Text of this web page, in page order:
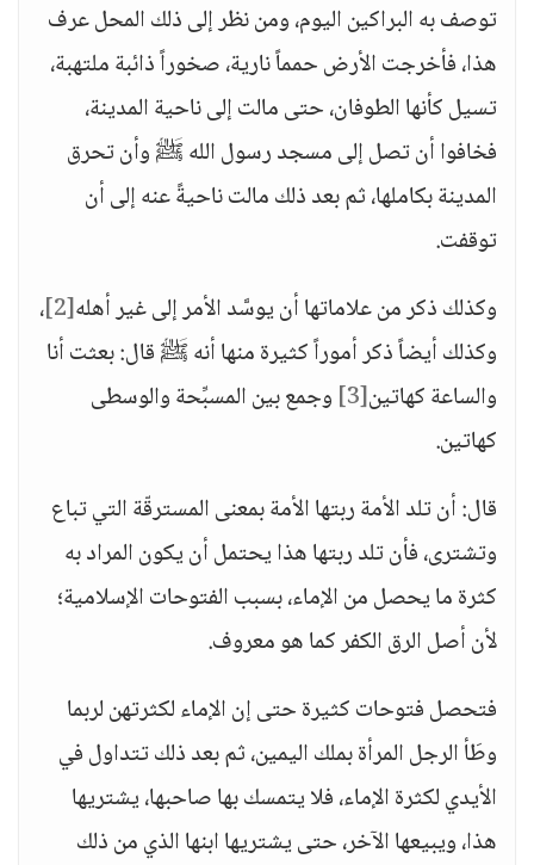
توصف به البراكين اليوم، ومن نظر إلى ذلك المحل عرف
هذا، فأخرجت الأرض حمماً نارية، صخوراً ذائبة ملتهبة،
تسيل كأنها الطوفان، حتى مالت إلى ناحية المدينة،
فخافوا أن تصل إلى مسجد رسول الله ﷺ وأن تحرق
المدينة بكاملها، ثم بعد ذلك مالت ناحيةً عنه إلى أن
توقفت.
وكذلك ذكر من علاماتها أن يوسَّد الأمر إلى غير أهله[2] ،
وكذلك أيضاً ذكر أموراً كثيرة منها أنه ﷺ قال: بعثت أنا
والساعة كهاتين[3]
وجمع بين المسبِّحة والوسطى
كهاتين.
قال: أن تلد الأمة ربتها الأمة بمعنى المسترقّة التي تباع
وتشترى، فأن تلد ربتها هذا يحتمل أن يكون المراد به
كثرة ما يحصل من الإماء، بسبب الفتوحات الإسلامية؛
لأن أصل الرق الكفر كما هو معروف.
فتحصل فتوحات كثيرة حتى إن الإماء لكثرتهن لربما
وطَأ الرجل المرأة بملك اليمين، ثم بعد ذلك تتداول في
الأيدي لكثرة الإماء، فلا يتمسك بها صاحبها، يشتريها
هذا، ويبيعها الآخر، حتى يشتريها ابنها الذي من ذلك